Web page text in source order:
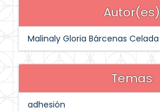
Autor(es)
Malinaly Gloria Bárcenas Celada
Temas
adhesión